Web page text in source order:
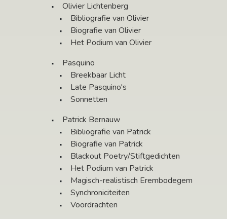
Olivier Lichtenberg
Bibliografie van Olivier
Biografie van Olivier
Het Podium van Olivier
Pasquino
Breekbaar Licht
Late Pasquino's
Sonnetten
Patrick Bernauw
Bibliografie van Patrick
Biografie van Patrick
Blackout Poetry/Stiftgedichten
Het Podium van Patrick
Magisch-realistisch Erembodegem
Synchroniciteiten
Voordrachten